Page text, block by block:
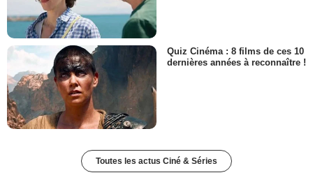
Quiz Cinéma : 8 films de ces 10
dernières années à reconnaître !
Toutes les actus Ciné & Séries